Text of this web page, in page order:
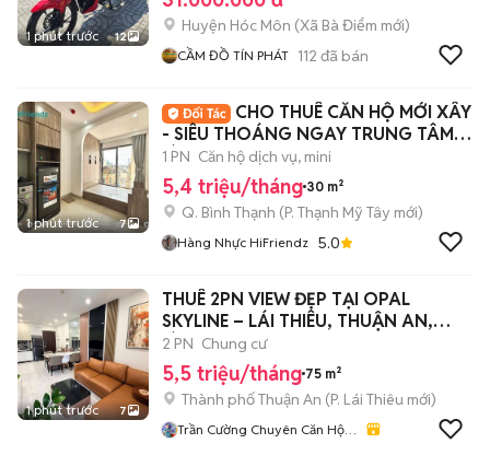
1 phút trước 12
Huyện Hóc Môn (Xã Bà Điểm mới)
CẦM ĐỒ TÍN PHÁT 112 đã bán
1 phút trước 7
CHO THUÊ CĂN HỘ MỚI XÂY
- SIÊU THOÁNG NGAY TRUNG TÂM
BÌNH THẠNH
1 PN Căn hộ dịch vụ, mini
5,4 triệu/tháng 30 m²
Q. Bình Thạnh (P. Thạnh Mỹ Tây mới)
Hàng Nhực HiFriendz 5.0
1 phút trước 7
THUÊ 2PN VIEW ĐẸP TẠI OPAL
SKYLINE – LÁI THIÊU, THUẬN AN,
BÌNH DƯƠNG
2 PN Chung cư
5,5 triệu/tháng 75 m²
Thành phố Thuận An (P. Lái Thiêu mới)
Trần Cường Chuyên Căn Hộ